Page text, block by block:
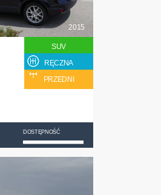
2015
SUV
RĘCZNA
PRZEDNI
DOSTĘPNOŚĆ